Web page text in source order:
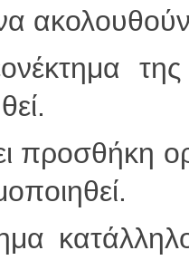
προσθήκη